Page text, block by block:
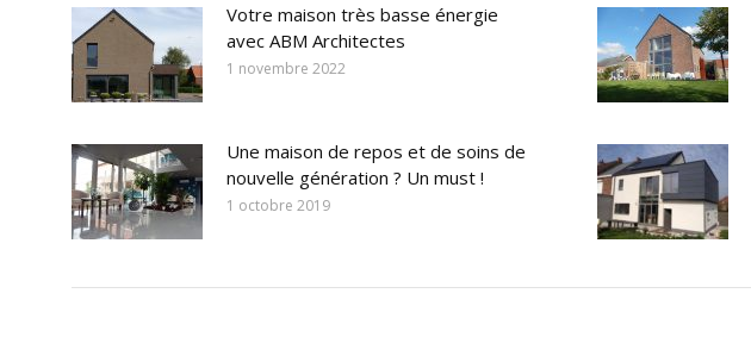
Votre maison très basse énergie
avec ABM Architectes
1 novembre 2022
Une maison de repos et de soins de
nouvelle génération ? Un must !
1 octobre 2019